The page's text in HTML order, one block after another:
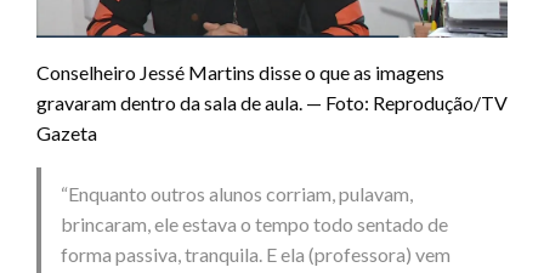
Conselheiro Jessé Martins disse o que as imagens
gravaram dentro da sala de aula. — Foto: Reprodução/TV
Gazeta
“Enquanto outros alunos corriam, pulavam,
brincaram, ele estava o tempo todo sentado de
forma passiva, tranquila. E ela (professora) vem